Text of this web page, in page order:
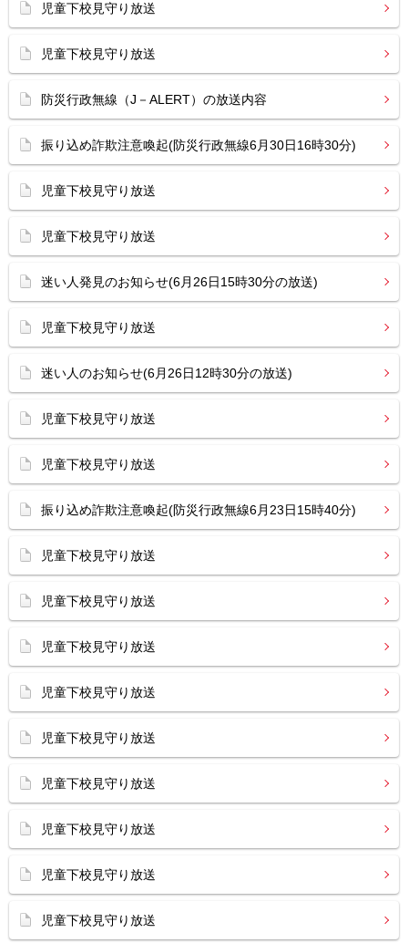
児童下校見守り放送
児童下校見守り放送
防災行政無線（J－ALERT）の放送内容
振り込め詐欺注意喚起(防災行政無線6月30日16時30分)
児童下校見守り放送
児童下校見守り放送
迷い人発見のお知らせ(6月26日15時30分の放送)
児童下校見守り放送
迷い人のお知らせ(6月26日12時30分の放送)
児童下校見守り放送
児童下校見守り放送
振り込め詐欺注意喚起(防災行政無線6月23日15時40分)
児童下校見守り放送
児童下校見守り放送
児童下校見守り放送
児童下校見守り放送
児童下校見守り放送
児童下校見守り放送
児童下校見守り放送
児童下校見守り放送
児童下校見守り放送